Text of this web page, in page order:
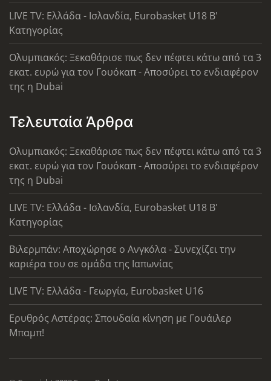
LIVE TV: Ελλάδα - Ισλανδία, Eurobasket U18 Β'
Κατηγορίας
Ολυμπιακός: Ξεκαθάρισε πως δεν πέφτει κάτω από τα 3
εκατ. ευρώ για τον Γουόκαπ - Αποσύρει το ενδιαφέρον
της η Dubai
Τελευταία Άρθρα
Ολυμπιακός: Ξεκαθάρισε πως δεν πέφτει κάτω από τα 3
εκατ. ευρώ για τον Γουόκαπ - Αποσύρει το ενδιαφέρον
της η Dubai
LIVE TV: Ελλάδα - Ισλανδία, Eurobasket U18 Β'
Κατηγορίας
Βιλερμπάν: Αποχώρησε ο Ανγκόλα - Συνεχίζει την
καριέρα του σε ομάδα της Ιαπωνίας
LIVE TV: Ελλάδα - Γεωργία, Eurobasket U16
Ερυθρός Αστέρας: Σπουδαία κίνηση με Γουάιλερ
Μπαμπ!